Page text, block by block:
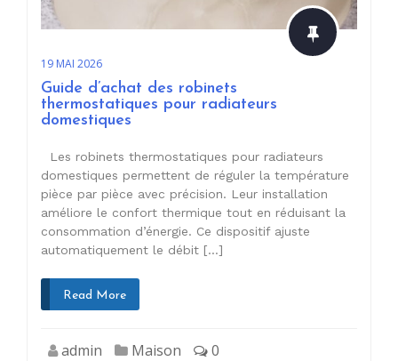
19 MAI 2026
Guide d’achat des robinets
thermostatiques pour radiateurs
domestiques
Les robinets thermostatiques pour radiateurs
domestiques permettent de réguler la température
pièce par pièce avec précision. Leur installation
améliore le confort thermique tout en réduisant la
consommation d’énergie. Ce dispositif ajuste
automatiquement le débit […]
Read More
admin Maison 0